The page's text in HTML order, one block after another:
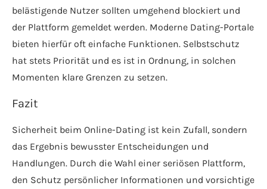
belästigende Nutzer sollten umgehend blockiert und
der Plattform gemeldet werden. Moderne Dating-Portale
bieten hierfür oft einfache Funktionen. Selbstschutz
hat stets Priorität und es ist in Ordnung, in solchen
Momenten klare Grenzen zu setzen.
Fazit
Sicherheit beim Online-Dating ist kein Zufall, sondern
das Ergebnis bewusster Entscheidungen und
Handlungen. Durch die Wahl einer seriösen Plattform,
den Schutz persönlicher Informationen und vorsichtige